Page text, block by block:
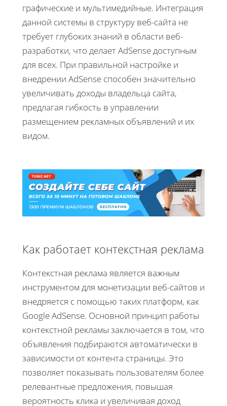
графические и мультимедийные. Интеграция
данной системы в структуру веб-сайта не
требует глубоких знаний в области веб-
разработки, что делает AdSense доступным
для всех. При правильной настройке и
внедрении AdSense способен значительно
увеличивать доходы владельца сайта,
предлагая гибкость в управлении
размещением рекламных объявлений и их
видом.
Как работает контекстная реклама
Контекстная реклама является важным
инструментом для монетизации веб-сайтов и
внедряется с помощью таких платформ, как
Google AdSense. Основной принцип работы
контекстной рекламы заключается в том, что
объявления подбираются автоматически в
зависимости от контента страницы. Это
позволяет показывать пользователям более
релевантные предложения, повышая
вероятность клика и увеличивая доход